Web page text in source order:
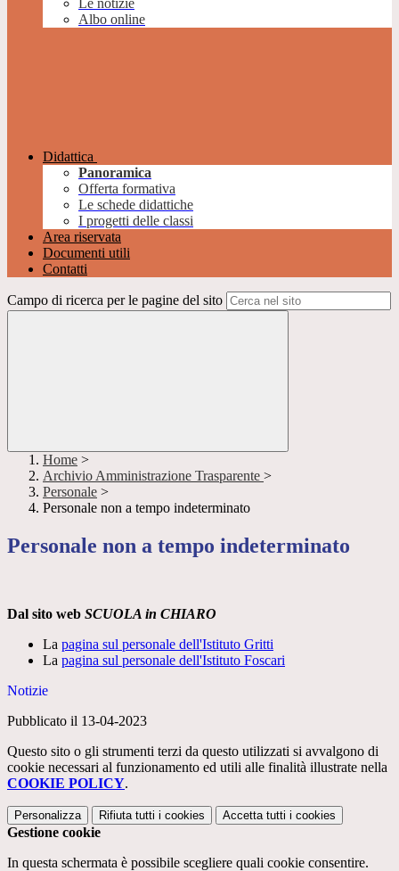
Le notizie
Albo online
Didattica
Panoramica
Offerta formativa
Le schede didattiche
I progetti delle classi
Area riservata
Documenti utili
Contatti
Campo di ricerca per le pagine del sito
Home >
Archivio Amministrazione Trasparente >
Personale >
Personale non a tempo indeterminato
Personale non a tempo indeterminato
Dal sito web SCUOLA in CHIARO
La pagina sul personale dell'Istituto Gritti
La pagina sul personale dell'Istituto Foscari
Notizie
Pubblicato il 13-04-2023
Questo sito o gli strumenti terzi da questo utilizzati si avvalgono di
cookie necessari al funzionamento ed utili alle finalità illustrate nella
COOKIE POLICY.
Personalizza Rifiuta tutti i cookies Accetta tutti i cookies
Gestione cookie
In questa schermata è possibile scegliere quali cookie consentire.